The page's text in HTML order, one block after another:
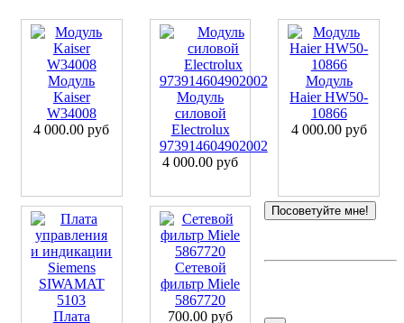
Модуль
Kaiser
W34008
4 000.00 руб
Модуль
силовой
Electrolux
973914604902002
4 000.00 руб
Модуль
Haier HW50-
10866
4 000.00 руб
Плата
Сетевой
фильтр Miele
5867720
700.00 руб
Посоветуйте мне!